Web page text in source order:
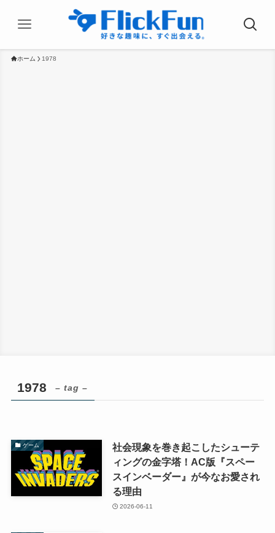
ホーム 1978
1978 – tag –
ゲーム
社会現象を巻き起こしたシューテ
ィングの金字塔！AC版『スペー
スインベーダー』が今なお愛され
る理由
2026-06-11